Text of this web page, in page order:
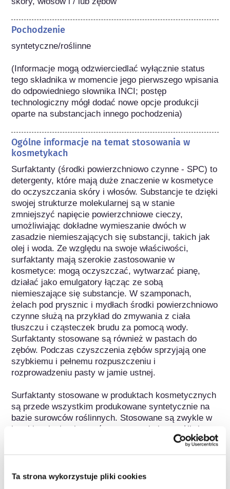
Ta strona wykorzystuje pliki cookies
Pochodzenie
syntetyczne/roślinne
(Informacje mogą odzwierciedlać wyłącznie status
tego składnika w momencie jego pierwszego wpisania
do odpowiedniego słownika INCI; postęp
technologiczny mógł dodać nowe opcje produkcji
oparte na substancjach innego pochodzenia)
Ogólne informacje na temat stosowania w
kosmetykach
Surfaktanty (środki powierzchniowo czynne - SPC) to
detergenty, które mają duże znaczenie w kosmetyce
do oczyszczania skóry i włosów. Substancje te dzięki
swojej strukturze molekularnej są w stanie
zmniejszyć napięcie powierzchniowe cieczy,
umożliwiając dokładne wymieszanie dwóch w
zasadzie niemieszających się substancji, takich jak
olej i woda. Ze względu na swoje właściwości,
surfaktanty mają szerokie zastosowanie w
kosmetyce: mogą oczyszczać, wytwarzać pianę,
działać jako emulgatory łącząc ze sobą
niemieszające się substancje. W szamponach,
żelach pod prysznic i mydłach środki powierzchniowo
czynne służą na przykład do zmywania z ciała
tłuszczu i cząsteczek brudu za pomocą wody.
Surfaktanty stosowane są również w pastach do
zębów. Podczas czyszczenia zębów sprzyjają one
szybkiemu i pełnemu rozpuszczeniu i
rozprowadzeniu pasty w jamie ustnej.
Surfaktanty stosowane w produktach kosmetycznych
są przede wszystkim produkowane syntetycznie na
bazie surowców roślinnych. Stosowane są zwykle w
kombinacjach, aby w równym stopniu i w możliwie
najlepszy sposób spełnić wszystkie oczekiwane
skóry. Poprzez umiejętne połączenie środka